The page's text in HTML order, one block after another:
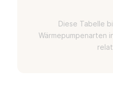
Diese Tabelle
Wärmepumpenarten